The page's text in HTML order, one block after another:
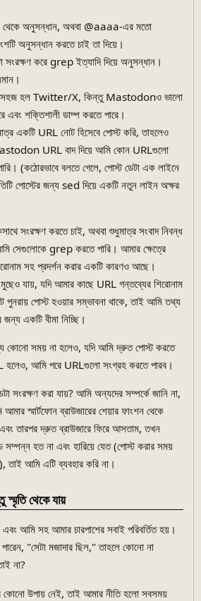
অনুসন্ধান, অথবা @aaaa-এর মতো
অনুসন্ধান করতে চাই তা দিয়ে।
করে grep ইত্যাদি দিয়ে অনুসন্ধান।
সহজ হল Twitter/X, কিন্তু Mastodonও ভালো
শক্তিশালী ডাম্প করতে পারে।
একটি URL নোট হিসেবে পোস্ট করি, তাহলেও
URL বাদ দিয়ে আমি কোন URLগুলো
(কঠোরভাবে বলতে গেলে, পোস্ট ডেটা এক লাইনে
পোস্টের জন্য sed দিয়ে একটি নতুন লাইন অক্ষর
সংরক্ষণ করতে চাই, অথবা শুধুমাত্র সংবাদ নিবন্ধ
সেগুলোকে grep করতে পারি। আমার ক্ষেত্রে
সহ প্রদর্শন করার একটি কারণও আছে।
যায়, যদি আমার কাছে URL গন্তব্যের শিরোনাম
পুনরায় পোস্ট হওয়ার সম্ভাবনা থাকে, তাই আমি তথ্য
একটি বীমা নিচ্ছি।
কোনো সময় না হলেও, যদি আমি দ্রুত পোস্ট করতে
হলেও, আমি পরে URLগুলো সংগ্রহ করতে পারব।
সংরক্ষণ করা যায়? আমি অন্যদের সম্পর্কে জানি না,
স্মার্টফোন ব্রাউজারের শেয়ার ফাংশন থেকে
তারপর দ্রুত ব্রাউজারে ফিরে আসতাম, তখন
সম্পন্ন হত না এবং হারিয়ে যেত (পোস্ট করার সময়
আমি এটি ব্যবহার করি না।
থেকে যায়
এবং আমি সহ আমার চারপাশের সবাই পরিবর্তিত হয়।
"সেটা মজাদার ছিল," তাহলে কোনো না
না?
কোনো উপায় নেই, তাই আমার নীতি হলো সবসময়